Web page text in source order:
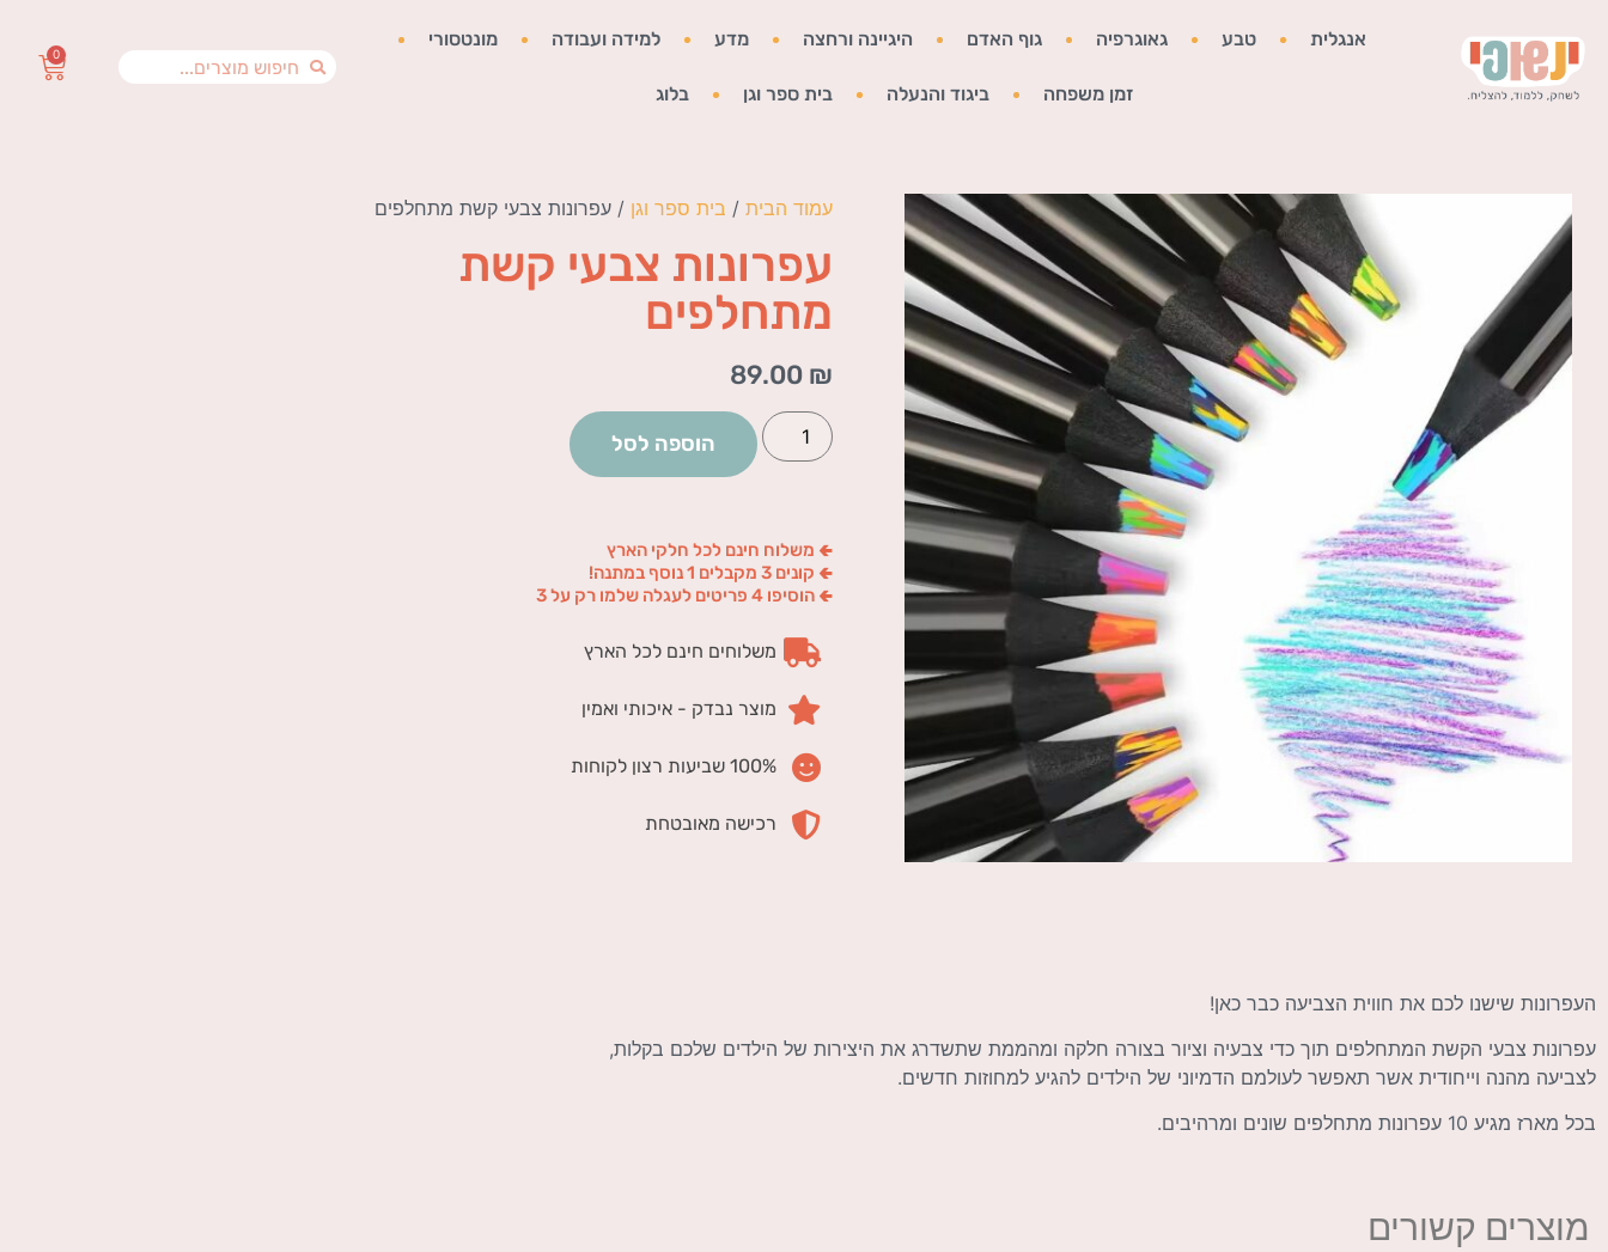
אנגלית טבע גאוגרפיה גוף האדם היגיינה ורחצה מדע למידה ועבודה מונטסורי
זמן משפחה ביגוד והנעלה בית ספר וגן בלוג
0
עמוד הבית / בית ספר וגן / עפרונות צבעי קשת מתחלפים
עפרונות צבעי קשת
מתחלפים
89.00 ₪
הוספה לסל
🢀 משלוח חינם לכל חלקי הארץ
🢀 קונים 3 מקבלים 1 נוסף במתנה!
🢀 הוסיפו 4 פריטים לעגלה שלמו רק על 3
משלוחים חינם לכל הארץ
מוצר נבדק - איכותי ואמין
100% שביעות רצון לקוחות
רכישה מאובטחת
העפרונות שישנו לכם את חווית הצביעה כבר כאן!
עפרונות צבעי הקשת המתחלפים תוך כדי צבעיה וציור בצורה חלקה ומהממת שתשדרג את היצירות של הילדים שלכם בקלות,
לצביעה מהנה וייחודית אשר תאפשר לעולמם הדמיוני של הילדים להגיע למחוזות חדשים.
בכל מארז מגיע 10 עפרונות מתחלפים שונים ומרהיבים.
מוצרים קשורים